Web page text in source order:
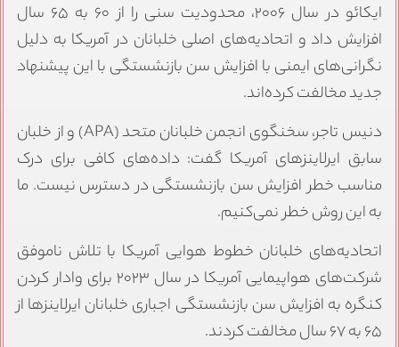
ایکائو در سال ۲۰۰۶، محدودیت سنی را از ۶۰ به ۶۵ سال
افزایش داد و اتحادیه‌های اصلی خلبانان در آمریکا به دلیل
نگرانی‌های ایمنی با افزایش سن بازنشستگی با این پیشنهاد
جدید مخالفت کرده‌اند.
دنیس تاجر، سخنگوی انجمن خلبانان متحد (APA) و از خلبان
سابق ایرلاینز‌های آمریکا گفت: داده‌های کافی برای درک
مناسب خطر افزایش سن بازنشستگی در دسترس نیست. ما
به این روش خطر نمی‌کنیم.
اتحادیه‌های خلبانان خطوط هوایی آمریکا با تلاش ناموفق
شرکت‌های هواپیمایی آمریکا در سال ۲۰۲۳ برای وادار کردن
کنگره به افزایش سن بازنشستگی اجباری خلبانان ایرلاینز‌ها از
۶۵ به ۶۷ سال مخالفت کردند.